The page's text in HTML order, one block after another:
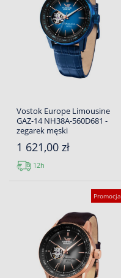
Vostok Europe Limousine
GAZ-14 NH38A-560D681 -
zegarek męski
1 621,00 zł
12h
Promocja